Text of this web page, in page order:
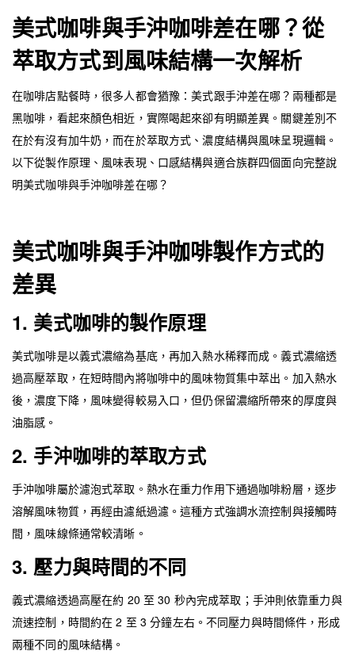
美式咖啡與手沖咖啡差在哪？從
萃取方式到風味結構一次解析
在咖啡店點餐時，很多人都會猶豫：美式跟手沖差在哪？兩種都是
黑咖啡，看起來顏色相近，實際喝起來卻有明顯差異。關鍵差別不
在於有沒有加牛奶，而在於萃取方式、濃度結構與風味呈現邏輯。
以下從製作原理、風味表現、口感結構與適合族群四個面向完整說
明美式咖啡與手沖咖啡差在哪？
美式咖啡與手沖咖啡製作方式的
差異
1. 美式咖啡的製作原理
美式咖啡是以義式濃縮為基底，再加入熱水稀釋而成。義式濃縮透
過高壓萃取，在短時間內將咖啡中的風味物質集中萃出。加入熱水
後，濃度下降，風味變得較易入口，但仍保留濃縮所帶來的厚度與
油脂感。
2. 手沖咖啡的萃取方式
手沖咖啡屬於濾泡式萃取。熱水在重力作用下通過咖啡粉層，逐步
溶解風味物質，再經由濾紙過濾。這種方式強調水流控制與接觸時
間，風味線條通常較清晰。
3. 壓力與時間的不同
義式濃縮透過高壓在約 20 至 30 秒內完成萃取；手沖則依靠重力與
流速控制，時間約在 2 至 3 分鐘左右。不同壓力與時間條件，形成
兩種不同的風味結構。